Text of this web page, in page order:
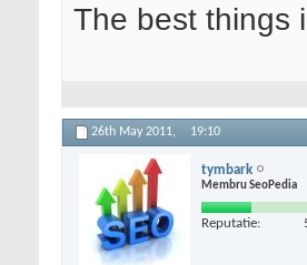
The best things
26th May 2011, 19:10
tymbark
Membru SeoPedia
Reputatie: